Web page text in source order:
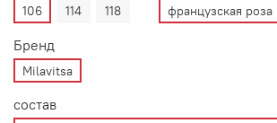
106 114 118 французская роза
Бренд
Milavitsa
состав